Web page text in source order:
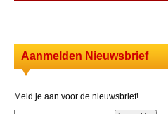
Aanmelden Nieuwsbrief
Meld je aan voor de nieuwsbrief!